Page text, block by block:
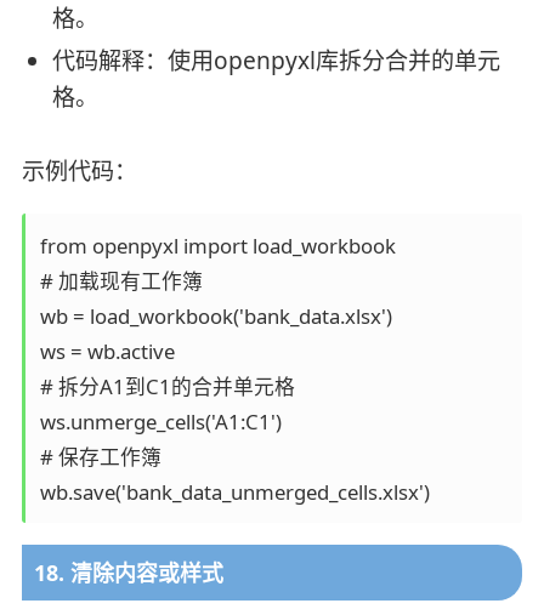
格。
代码解释：使用openpyxl库拆分合并的单元
格。
示例代码：
from openpyxl import load_workbook
# 加载现有工作簿
wb = load_workbook('bank_data.xlsx')
ws = wb.active
# 拆分A1到C1的合并单元格
ws.unmerge_cells('A1:C1')
# 保存工作簿
wb.save('bank_data_unmerged_cells.xlsx')
18. 清除内容或样式